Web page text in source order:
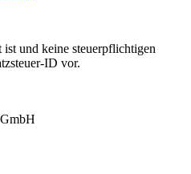
und keine steuerpflichtigen
ID vor.